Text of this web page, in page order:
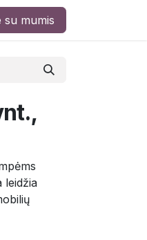
su mumis
leidžia